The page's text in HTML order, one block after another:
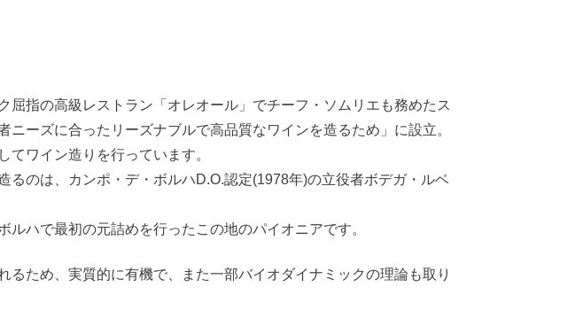
屈指の高級レストラン「オレオール」でチーフ・ソムリエも務めたス
ーズに合ったリーズナブルで高品質なワインを造るため」に設立。
てワイン造りを行っています。
るのは、カンポ・デ・ボルハD.O.認定(1978年)の立役者ボデガ・ルベ
ルハで最初の元詰めを行ったこの地のパイオニアです。
るため、実質的に有機で、また一部バイオダイナミックの理論も取り